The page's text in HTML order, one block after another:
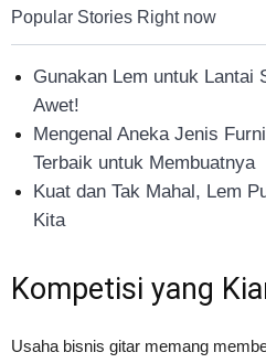
Popular Stories Right now
Gunakan Lem untuk Lantai
Awet!
Mengenal Aneka Jenis
Terbaik untuk Membuatnya
Kuat dan Tak Mahal, Lem
Kita
Kompetisi yang
Usaha bisnis gitar memang